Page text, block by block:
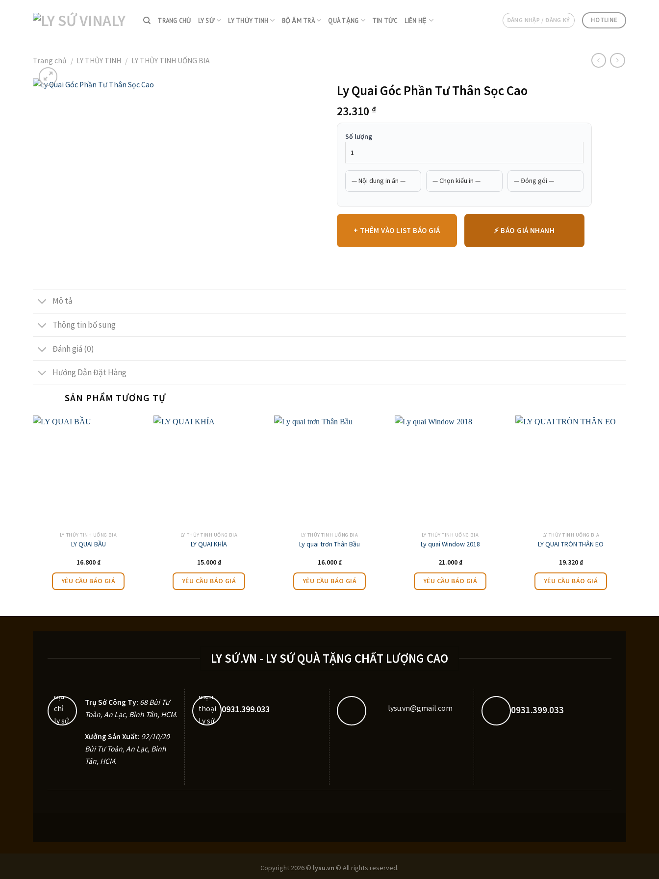
TRANG CHỦ LY SỨ LY THỦY TINH BỘ ẤM TRÀ QUÀ TẶNG TIN TỨC LIÊN HỆ ĐĂNG NHẬP / ĐĂNG KÝ HOTLINE
Trang chủ / LY THỦY TINH / LY THỦY TINH UỐNG BIA
Ly Quai Góc Phần Tư Thân Sọc Cao
23.310 ₫
Số lượng
+ THÊM VÀO LIST BÁO GIÁ ⚡ BÁO GIÁ NHANH
Mô tả
Thông tin bổ sung
Đánh giá (0)
Hướng Dẫn Đặt Hàng
SẢN PHẨM TƯƠNG TỰ
LY THỦY TINH UỐNG BIA
LY QUAI BẦU
16.800 ₫
YÊU CẦU BÁO GIÁ
LY THỦY TINH UỐNG BIA
LY QUAI KHÍA
15.000 ₫
YÊU CẦU BÁO GIÁ
LY THỦY TINH UỐNG BIA
Ly quai trơn Thân Bầu
16.000 ₫
YÊU CẦU BÁO GIÁ
LY THỦY TINH UỐNG BIA
Ly quai Window 2018
21.000 ₫
YÊU CẦU BÁO GIÁ
LY THỦY TINH UỐNG BIA
LY QUAI TRÒN THÂN EO
19.320 ₫
YÊU CẦU BÁO GIÁ
LY SỨ.VN - LY SỨ QUÀ TẶNG CHẤT LƯỢNG CAO
Trụ Sở Công Ty: 68 Bùi Tư
Toàn, An Lạc, Bình Tân, HCM.
Xưởng Sản Xuất: 92/10/20
Bùi Tư Toàn, An Lạc, Bình
Tân, HCM.
0931.399.033 lysu.vn@gmail.com 0931.399.033
Copyright 2026 © lysu.vn © All rights reserved.